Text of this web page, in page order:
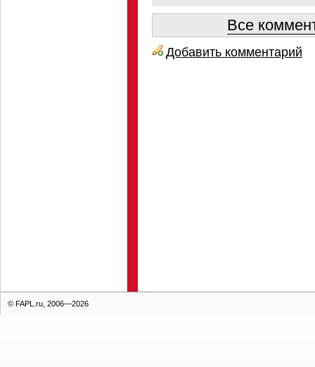
Все
Добавить комментарий
© FAPL.ru, 2006—2026